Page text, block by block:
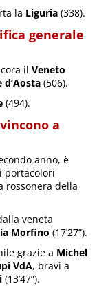
la Liguria (338).
generale
ilVeneto
d’Aosta (506).
(494).
a
anno, è
portacolori
rossonera della
veneta
Morfino (17’27”).
grazie a Michel
VdA, bravi a
(13’47”).